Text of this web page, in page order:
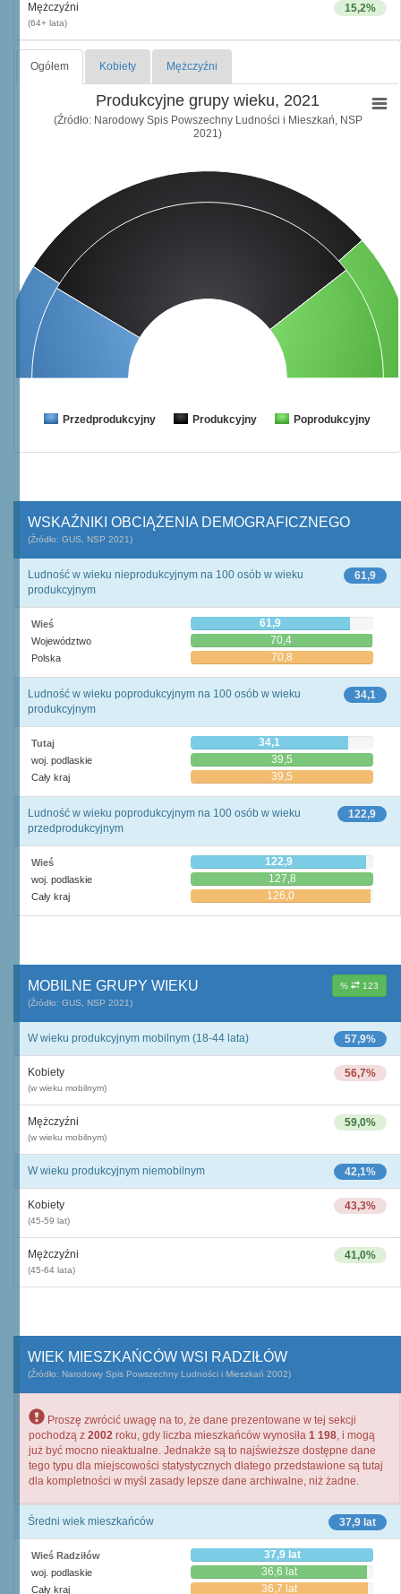
15,2%
Mężczyźni
(64+ lata)
Ogółem Kobiety Mężczyźni
Produkcyjne grupy wieku, 2021
(Źródło: Narodowy Spis Powszechny Ludności i Mieszkań, NSP
2021)
Przedprodukcyjny Produkcyjny Poprodukcyjny
WSKAŹNIKI OBCIĄŻENIA DEMOGRAFICZNEGO
(Źródło: GUS, NSP 2021)
61,9
Ludność w wieku nieprodukcyjnym na 100 osób w wieku
produkcyjnym
Wieś 61,9
Województwo 70,4
Polska 70,8
34,1
Ludność w wieku poprodukcyjnym na 100 osób w wieku
produkcyjnym
Tutaj 34,1
woj. podlaskie 39,5
Cały kraj 39,5
122,9
Ludność w wieku poprodukcyjnym na 100 osób w wieku
przedprodukcyjnym
Wieś 122,9
woj. podlaskie 127,8
Cały kraj 126,0
% 123
MOBILNE GRUPY WIEKU
(Źródło: GUS, NSP 2021)
57,9%
W wieku produkcyjnym mobilnym (18-44 lata)
56,7%
Kobiety
(w wieku mobilnym)
59,0%
Mężczyźni
(w wieku mobilnym)
42,1%
W wieku produkcyjnym niemobilnym
43,3%
Kobiety
(45-59 lat)
41,0%
Mężczyźni
(45-64 lata)
WIEK MIESZKAŃCÓW WSI RADZIŁÓW
(Źródło: Narodowy Spis Powszechny Ludności i Mieszkań 2002)
Proszę zwrócić uwagę na to, że dane prezentowane w tej sekcji
pochodzą z 2002 roku, gdy liczba mieszkańców wynosiła 1 198, i mogą
już być mocno nieaktualne. Jednakże są to najświeższe dostępne dane
tego typu dla miejscowości statystycznych dlatego przedstawione są tutaj
dla kompletności w myśl zasady lepsze dane archiwalne, niż żadne.
37,9 lat
Średni wiek mieszkańców
Wieś Radziłów 37,9 lat
woj. podlaskie 36,6 lat
Cały kraj 36,7 lat